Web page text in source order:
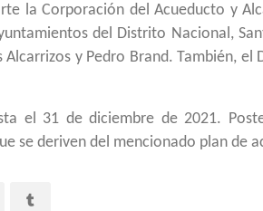
la Corporación del Acueducto y
del Distrito Nacional,
Alcarrizos y Pedro Brand. También,
el 31 de diciembre de 2021.
se deriven del mencionado plan de